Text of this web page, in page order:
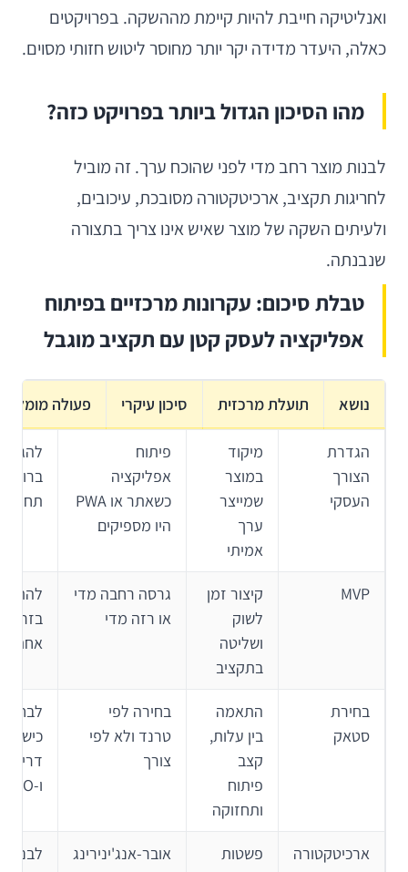
ואנליטיקה חייבת להיות קיימת מההשקה. בפרויקטים
כאלה, היעדר מדידה יקר יותר מחוסר ליטוש חזותי מסוים.
מהו הסיכון הגדול ביותר בפרויקט כזה?
לבנות מוצר רחב מדי לפני שהוכח ערך. זה מוביל
לחריגות תקציב, ארכיטקטורה מסובכת, עיכובים,
ולעיתים השקה של מוצר שאיש אינו צריך בתצורה
שנבנתה.
טבלת סיכום: עקרונות מרכזיים בפיתוח
אפליקציה לעסק קטן עם תקציב מוגבל
נושא תועלת מרכזית סיכון עיקרי פעולה
הגדרת
הצורך
העסקי
מיקוד
במוצר
שמייצר
ערך
אמיתי
פיתוח
אפליקציה
כשאתר או PWA
היו מספיקים
ברור
MVP
קיצור זמן
לשוק
ושליטה
בתקציב
גרסה רחבה מדי
או רזה מדי
אחת
בחירת
סטאק
התאמה
בין עלות,
קצב
פיתוח
ותחזוקה
בחירה לפי
טרנד ולא לפי
צורך
לבחור
כישורי
ו-TCO
ארכיטקטורה
פשטות
אובר-אנג'ינירינג
לבנות